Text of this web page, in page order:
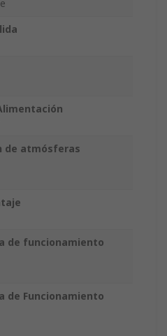
de atmósferas
de funcionamiento
de Funcionamiento